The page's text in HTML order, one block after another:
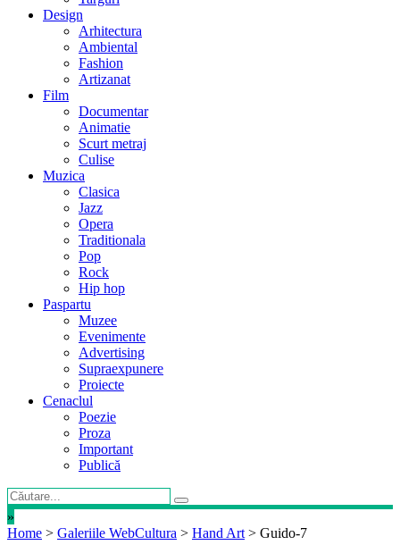
Design
Arhitectura
Ambiental
Fashion
Artizanat
Film
Documentar
Animatie
Scurt metraj
Culise
Muzica
Clasica
Jazz
Opera
Traditionala
Pop
Rock
Hip hop
Paspartu
Muzee
Evenimente
Advertising
Supraexpunere
Proiecte
Cenaclul
Poezie
Proza
Important
Publică
»
Home > Galeriile WebCultura > Hand Art > Guido-7